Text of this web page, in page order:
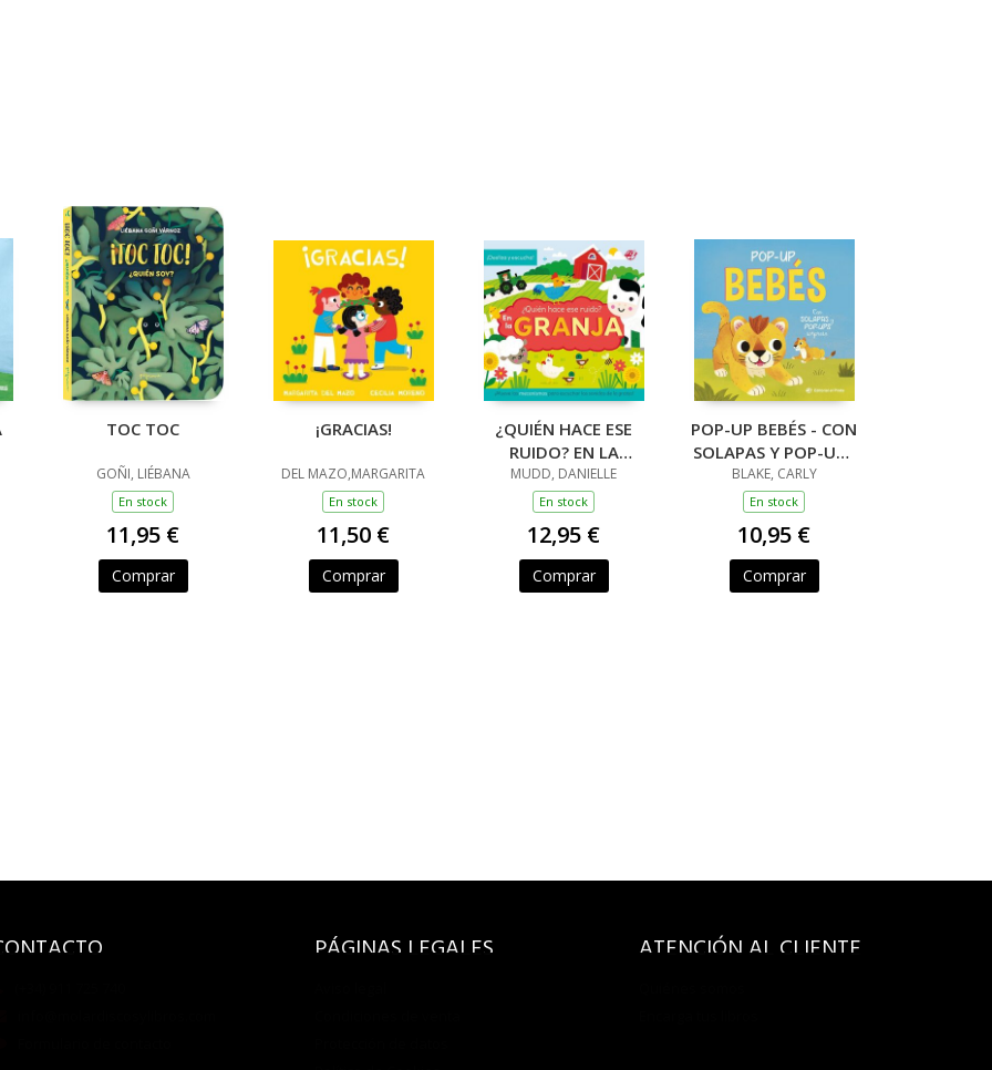
TOC TOC
GOÑI, LIÉBANA
En stock
11,95 €
Comprar
¡GRACIAS!
DEL MAZO,MARGARITA
En stock
11,50 €
Comprar
¿QUIÉN HACE ESE
RUIDO? EN LA
GRANJA
MUDD, DANIELLE
En stock
12,95 €
Comprar
POP-UP BEBÉS - CON
SOLAPAS Y POP-UPS
SORPRESA
BLAKE, CARLY
En stock
10,95 €
Comprar
PÁGINAS LEGALES ATENCIÓN AL CLIENTE